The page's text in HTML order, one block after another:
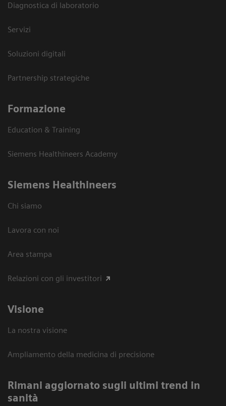
Diagnostica di laboratorio
Servizi
Soluzioni digitali
Partnership strategiche
Formazione
Education & Training
Siemens Healthineers Academy
Siemens Healthineers
Chi siamo
Lavora con noi
Area stampa
Relazioni con gli investitori
Visione
La nostra visione
Ampliamento della medicina di precisione
Rimani aggiornato sugli ultimi trend in
sanità